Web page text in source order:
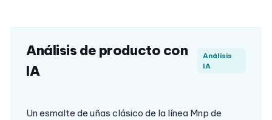
Análisis de producto con
IA
Análisis
IA
Un esmalte de uñas clásico de la línea Mnp de